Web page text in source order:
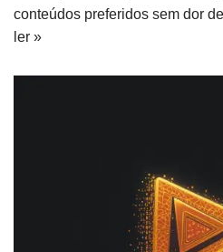
conteúdos preferidos sem dor
ler »